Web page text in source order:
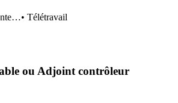
• Télétravail
ou Adjoint contrôleur